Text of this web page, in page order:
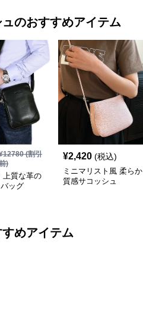
のおすすめアイテム
12780(割引
)
上質な革の
ッグ
¥2,420 (税込)
ミニマリスト風 柔らか
質感サコッシュ
めアイテム